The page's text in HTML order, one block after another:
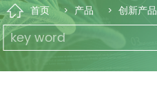
首页 产品 创新产品